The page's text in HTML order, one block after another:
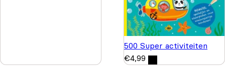
500 Super activiteiten
€4,99